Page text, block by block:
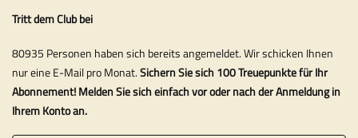
Tritt dem Club bei
80935 Personen haben sich bereits angemeldet. Wir schicken Ihnen
nur eine E-Mail pro Monat.Sichern Sie sich 100 Treuepunkte für Ihr
Abonnement! Melden Sie sich einfach vor oder nach der Anmeldung in
Ihrem Konto an.